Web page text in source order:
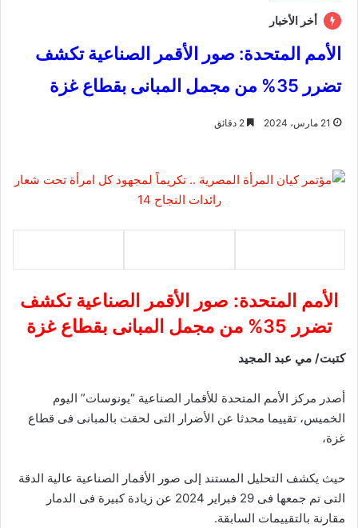
أخر الأخبار
الأمم المتحدة: صور الأقمر الصناعية تكشف
تضرر 35% من مجمل المبانى بقطاع غزة
21 مارس، 2024
الأمم المتحدة: صور الأقمر الصناعية تكشف
تضرر 35% من مجمل المبانى بقطاع غزة
كتبت/ مي عبد المجيد
أصدر مركز الأمم المتحدة للأقمار الصناعية “يونوسات” اليوم
الخميس، تقييما محدثا عن الأضرار التى لحقت بالمبانى فى قطاع
غزة،
حيث يكشف التحليل المستند إلى صور الأقمار الصناعية عالية الدقة
التى تم جمعها فى 29 فبراير 2024 عن زيادة كبيرة فى الدمار
مقارنة بالتقييمات السابقة.